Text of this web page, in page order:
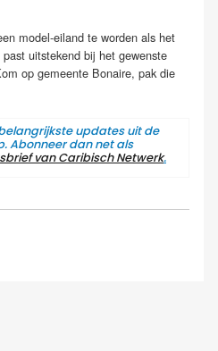
model-eiland te worden als het
uitstekend bij het gewenste
op gemeente Bonaire, pak die
updates uit de
Abonneer dan net als
van Caribisch Netwerk.